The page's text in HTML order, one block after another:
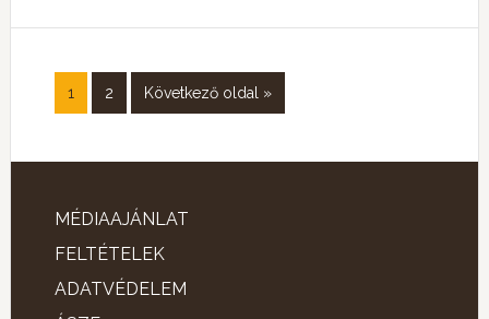
1 2 Következő oldal »
MÉDIAAJÁNLAT
FELTÉTELEK
ADATVÉDELEM